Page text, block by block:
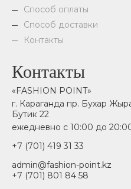
Способ оплаты
Способ доставки
Контакты
Контакты
«FASHION POINT»
г. Караганда пр. Бухар
Бутик 22
ежедневно с 10:00 до
+7 (701) 419 31 33
admin@fashion-point.kz
+7 (701) 801 84 58